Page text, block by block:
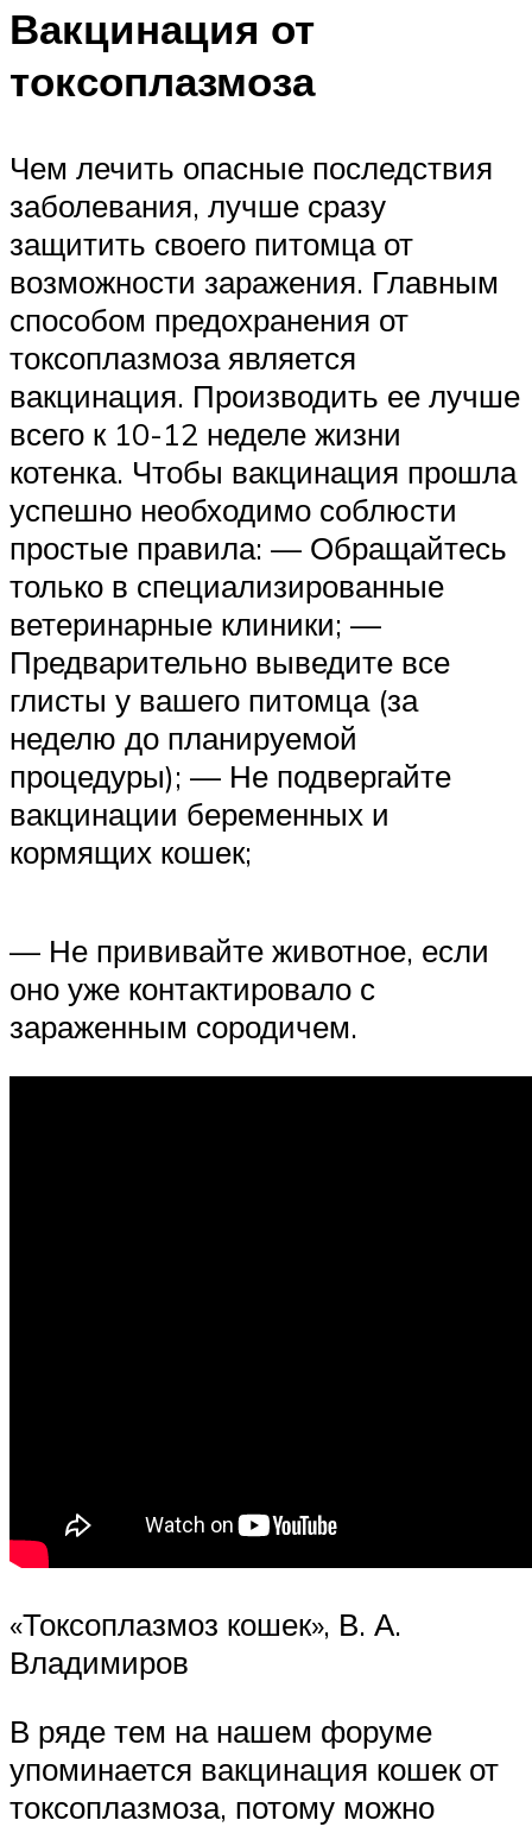
Вакцинация от
токсоплазмоза
Чем лечить опасные последствия
заболевания, лучше сразу
защитить своего питомца от
возможности заражения. Главным
способом предохранения от
токсоплазмоза является
вакцинация. Производить ее лучше
всего к 10-12 неделе жизни
котенка. Чтобы вакцинация прошла
успешно необходимо соблюсти
простые правила: — Обращайтесь
только в специализированные
ветеринарные клиники; —
Предварительно выведите все
глисты у вашего питомца (за
неделю до планируемой
процедуры); — Не подвергайте
вакцинации беременных и
кормящих кошек;
— Не прививайте животное, если
оно уже контактировало с
зараженным сородичем.
«Токсоплазмоз кошек», В. А.
Владимиров
В ряде тем на нашем форуме
упоминается вакцинация кошек от
токсоплазмоза, потому можно